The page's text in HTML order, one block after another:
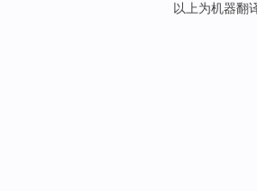
以上为机器翻